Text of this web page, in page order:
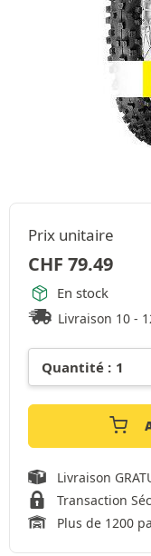
Prix unitaire
CHF 79.49
En stock
Livraison 10 -
Livraison
Transaction
Plus de 1200